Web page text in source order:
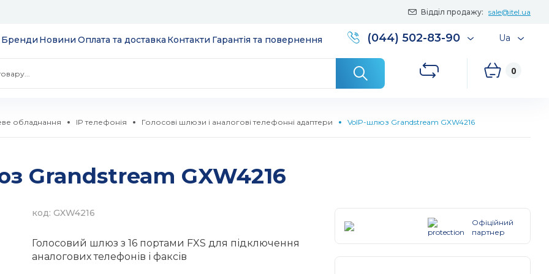
Відділ продажу: sale@itel.ua
Бренди Новини Оплата та доставка Контакти Гарантія та повернення (044) 502-83-90 Ua
0
та додатків
SSD 2.5''
вводу/
обладнання IP телефонія Голосові шлюзи і аналогові телефонні адаптери VoIP-шлюз Grandstream GXW4216
Grandstream GXW4216
код: GXW4216
Голосовий шлюз з 16 портами FXS для підключення
аналогових телефонів і факсів
Офіційний
партнер